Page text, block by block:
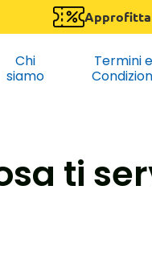
Approfitta
Chi
siamo
Termini e
ti